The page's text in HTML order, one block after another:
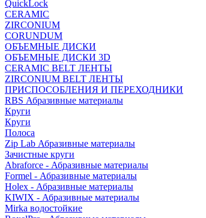
QuickLock
CERAMIC
ZIRCONIUM
СORUNDUM
ОБЪЕМНЫЕ ДИСКИ
ОБЪЕМНЫЕ ДИСКИ 3D
CERAMIC BELT ЛЕНТЫ
ZIRCONIUM BELT ЛЕНТЫ
ПРИСПОСОБЛЕНИЯ И ПЕРЕХОДНИКИ
RBS Абразивные материалы
Круги
Круги
Полоса
Zip Lab Абразивные материалы
Зачистные круги
Abraforce - Абразивные материалы
Formel - Абразивные материалы
Holex - Абразивные материалы
KIWIX - Абразивные материалы
Mirka водостойкие